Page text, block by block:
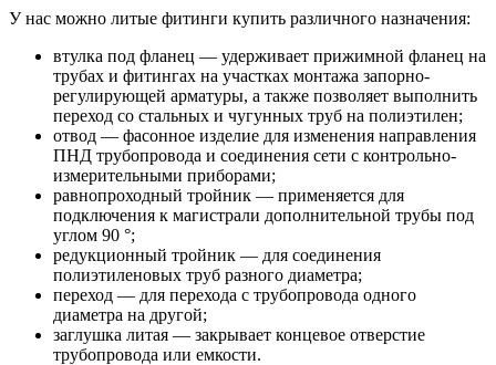
У нас можно литые фитинги купить различного назначения:
втулка под фланец — удерживает прижимной фланец на
трубах и фитингах на участках монтажа запорно-
регулирующей арматуры, а также позволяет выполнить
переход со стальных и чугунных труб на полиэтилен;
отвод — фасонное изделие для изменения направления
ПНД трубопровода и соединения сети с контрольно-
измерительными приборами;
равнопроходный тройник — применяется для
подключения к магистрали дополнительной трубы под
углом 90 °;
редукционный тройник — для соединения
полиэтиленовых труб разного диаметра;
переход — для перехода с трубопровода одного
диаметра на другой;
заглушка литая — закрывает концевое отверстие
трубопровода или емкости.